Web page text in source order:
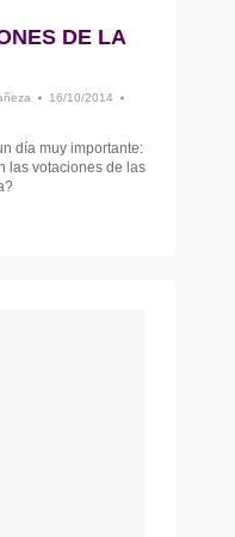
DE LA
16/10/2014
día muy importante:
las votaciones de las